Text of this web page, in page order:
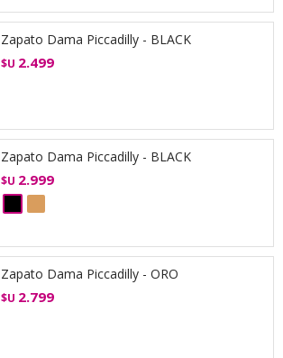
Zapato Dama Piccadilly - BLACK
$U 2.499
Zapato Dama Piccadilly - BLACK
$U 2.999
Zapato Dama Piccadilly - ORO
$U 2.799